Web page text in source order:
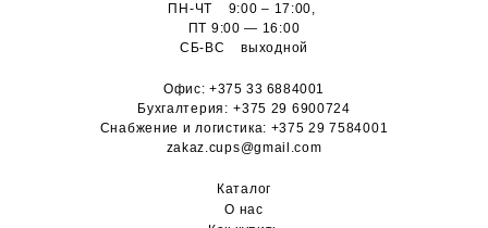
ПН-ЧТ 9:00 – 17:00,
ПТ 9:00 — 16:00
СБ-ВС выходной
Офис:+375 33 6884001
Бухгалтерия: +375 29 6900724
Снабжение и логистика: +375 29 7584001
zakaz.cups@gmail.com
Каталог
О нас